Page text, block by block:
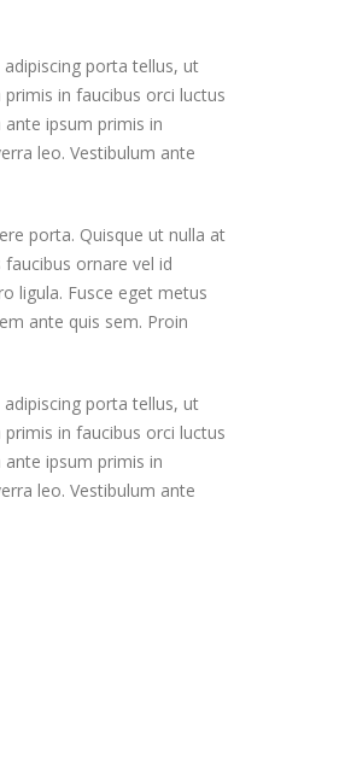
porta tellus, ut
in faucibus orci luctus
ipsum primis in
leo. Vestibulum ante
porta. Quisque ut nulla at
ornare vel id
ligula. Fusce eget metus
ante quis sem. Proin
porta tellus, ut
in faucibus orci luctus
ipsum primis in
leo. Vestibulum ante